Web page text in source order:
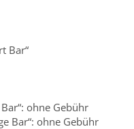
Bar“
ohne Gebühr
Bar“: ohne Gebühr